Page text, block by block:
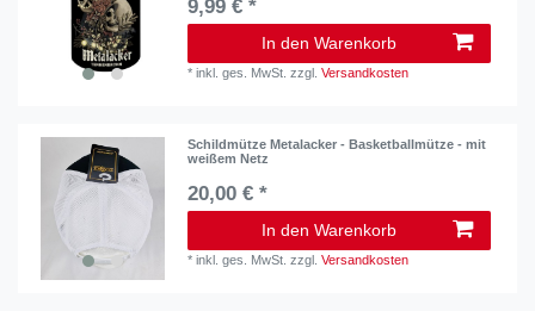
9,99 € *
In den Warenkorb
*inkl. ges. MwSt. zzgl.Versandkosten
Schildmütze Metalacker - Basketballmütze - mit
weißem Netz
20,00 € *
In den Warenkorb
*inkl. ges. MwSt. zzgl.Versandkosten